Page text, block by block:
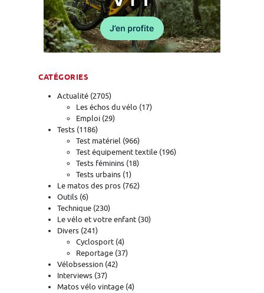
CATÉGORIES
Actualité (2705)
Les échos du vélo (17)
Emploi (29)
Tests (1186)
Test matériel (966)
Test équipement textile (196)
Tests féminins (18)
Tests urbains (1)
Le matos des pros (762)
Outils (6)
Technique (230)
Le vélo et votre enfant (30)
Divers (241)
Cyclosport (4)
Reportage (37)
Vélobsession (42)
Interviews (37)
Matos vélo vintage (4)